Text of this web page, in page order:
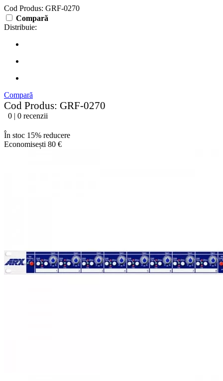
Cod Produs: GRF-0270
Compară
Distribuie:
Compară
Cod Produs: GRF-0270
0 | 0 recenzii
În stoc 15% reducere
Economisești 80 €